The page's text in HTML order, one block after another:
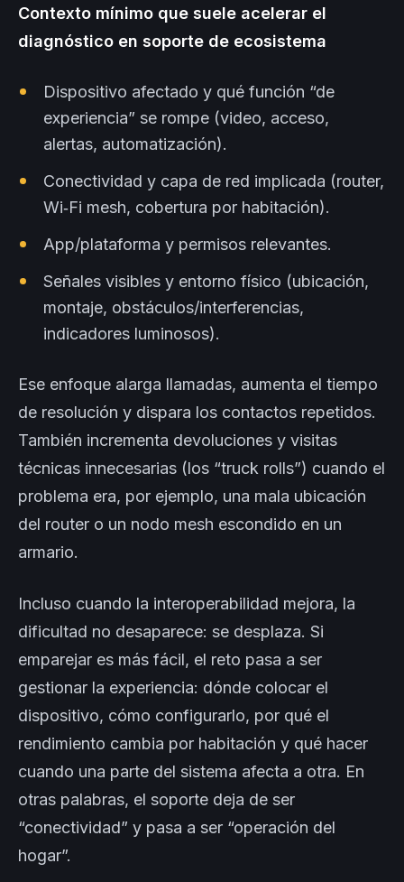
Contexto mínimo que suele acelerar el
diagnóstico en soporte de ecosistema
Dispositivo afectado y qué función “de
experiencia” se rompe (video, acceso,
alertas, automatización).
Conectividad y capa de red implicada (router,
Wi‑Fi mesh, cobertura por habitación).
App/plataforma y permisos relevantes.
Señales visibles y entorno físico (ubicación,
montaje, obstáculos/interferencias,
indicadores luminosos).
Ese enfoque alarga llamadas, aumenta el tiempo
de resolución y dispara los contactos repetidos.
También incrementa devoluciones y visitas
técnicas innecesarias (los “truck rolls”) cuando el
problema era, por ejemplo, una mala ubicación
del router o un nodo mesh escondido en un
armario.
Incluso cuando la interoperabilidad mejora, la
dificultad no desaparece: se desplaza. Si
emparejar es más fácil, el reto pasa a ser
gestionar la experiencia: dónde colocar el
dispositivo, cómo configurarlo, por qué el
rendimiento cambia por habitación y qué hacer
cuando una parte del sistema afecta a otra. En
otras palabras, el soporte deja de ser
“conectividad” y pasa a ser “operación del
hogar”.